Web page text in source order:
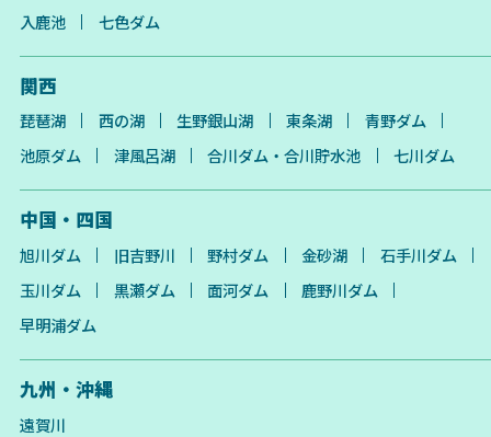
入鹿池 七色ダム
関西
琵琶湖 西の湖 生野銀山湖 東条湖
青野ダム
池原ダム
津風呂湖 合川ダム・合川貯水池 七川ダム
中国・四国
旭川ダム 旧吉野川 野村ダム 金砂湖
石手川ダム
玉川ダム
黒瀬ダム 面河ダム
鹿野川ダム
早明浦ダム
九州・沖縄
遠賀川